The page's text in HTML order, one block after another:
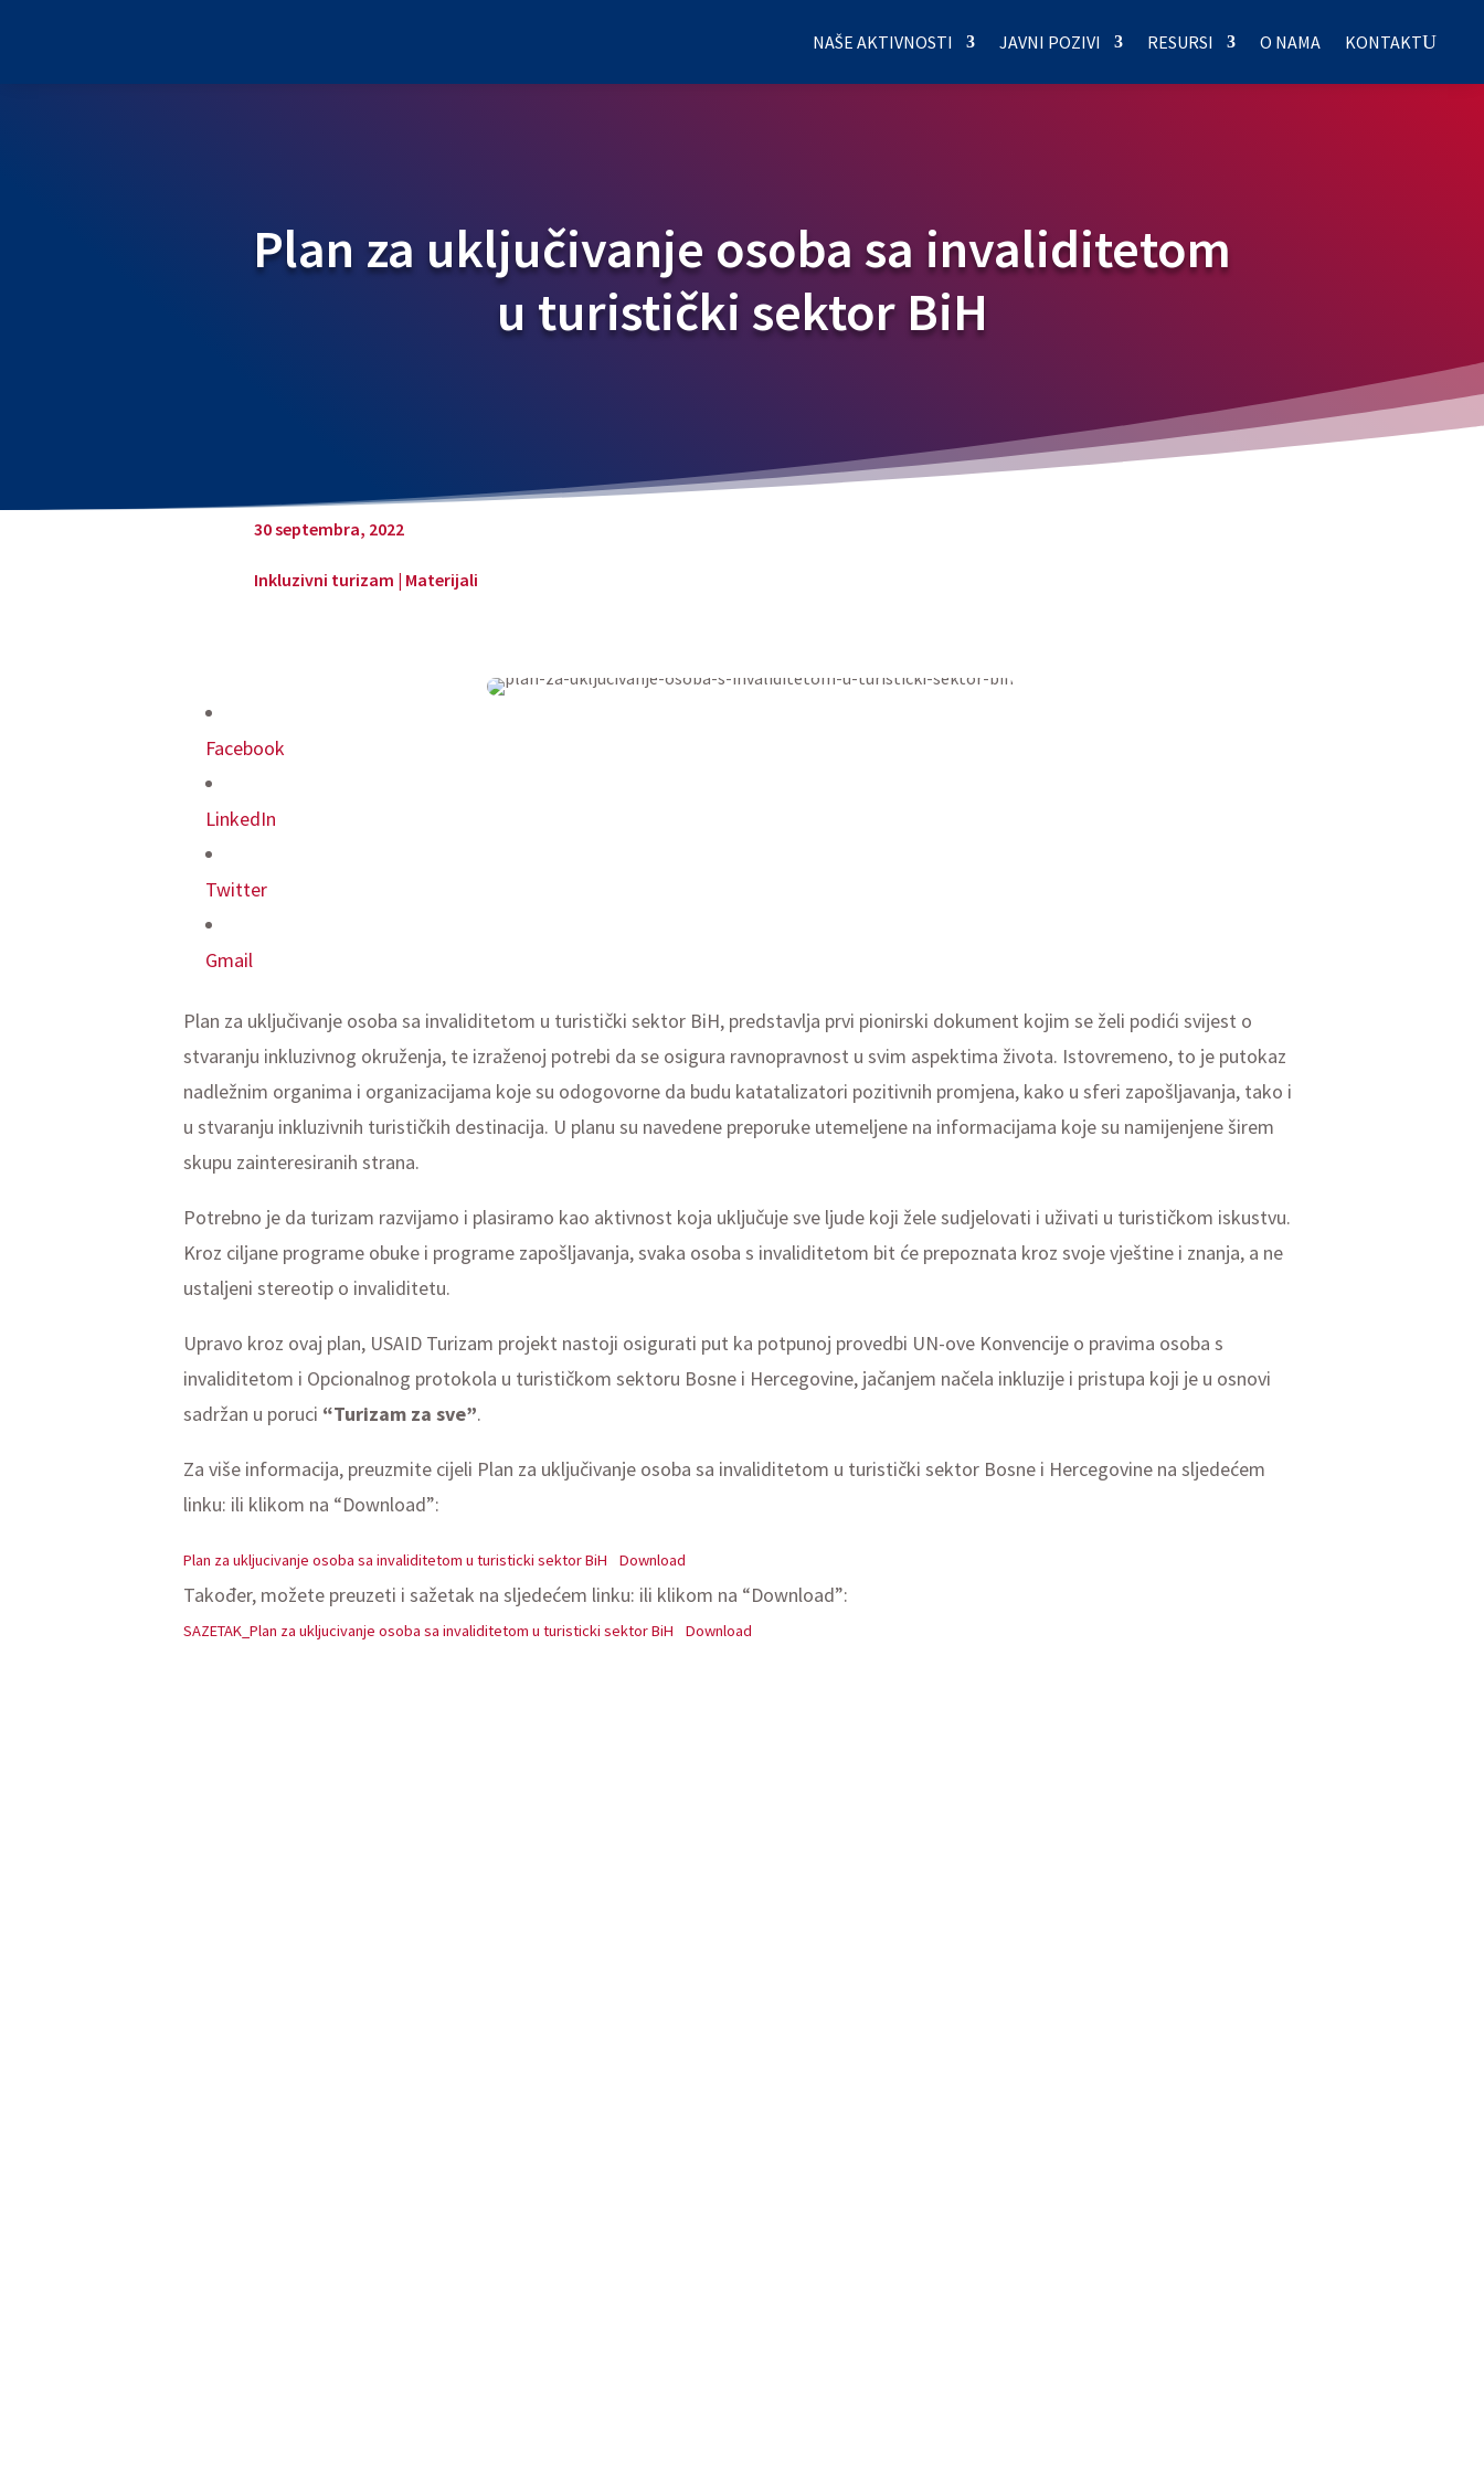
NAŠE AKTIVNOSTI JAVNI POZIVI RESURSI O NAMA KONTAKT
Plan za uključivanje osoba sa invaliditetom
u turistički sektor BiH
30 septembra, 2022
Inkluzivni turizam | Materijali
Facebook
LinkedIn
Twitter
Gmail
Plan za uključivanje osoba sa invaliditetom u turistički sektor BiH, predstavlja prvi pionirski dokument kojim se želi podići svijest o
stvaranju inkluzivnog okruženja, te izraženoj potrebi da se osigura ravnopravnost u svim aspektima života. Istovremeno, to je putokaz
nadležnim organima i organizacijama koje su odogovorne da budu katatalizatori pozitivnih promjena, kako u sferi zapošljavanja, tako i
u stvaranju inkluzivnih turističkih destinacija. U planu su navedene preporuke utemeljene na informacijama koje su namijenjene širem
skupu zainteresiranih strana.
Potrebno je da turizam razvijamo i plasiramo kao aktivnost koja uključuje sve ljude koji žele sudjelovati i uživati u turističkom iskustvu.
Kroz ciljane programe obuke i programe zapošljavanja, svaka osoba s invaliditetom bit će prepoznata kroz svoje vještine i znanja, a ne
ustaljeni stereotip o invaliditetu.
Upravo kroz ovaj plan, USAID Turizam projekt nastoji osigurati put ka potpunoj provedbi UN-ove Konvencije o pravima osoba s
invaliditetom i Opcionalnog protokola u turističkom sektoru Bosne i Hercegovine, jačanjem načela inkluzije i pristupa koji je u osnovi
sadržan u poruci “Turizam za sve”.
Za više informacija, preuzmite cijeli Plan za uključivanje osoba sa invaliditetom u turistički sektor Bosne i Hercegovine na sljedećem
linku: ili klikom na “Download”:
Plan za ukljucivanje osoba sa invaliditetom u turisticki sektor BiH Download
Također, možete preuzeti i sažetak na sljedećem linku: ili klikom na “Download”:
SAZETAK_Plan za ukljucivanje osoba sa invaliditetom u turisticki sektor BiH Download